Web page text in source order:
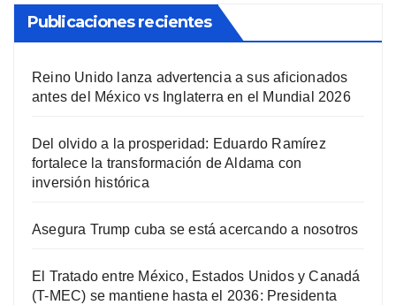
Publicaciones recientes
Reino Unido lanza advertencia a sus aficionados
antes del México vs Inglaterra en el Mundial 2026
Del olvido a la prosperidad: Eduardo Ramírez
fortalece la transformación de Aldama con
inversión histórica
Asegura Trump cuba se está acercando a nosotros
El Tratado entre México, Estados Unidos y Canadá
(T-MEC) se mantiene hasta el 2036: Presidenta